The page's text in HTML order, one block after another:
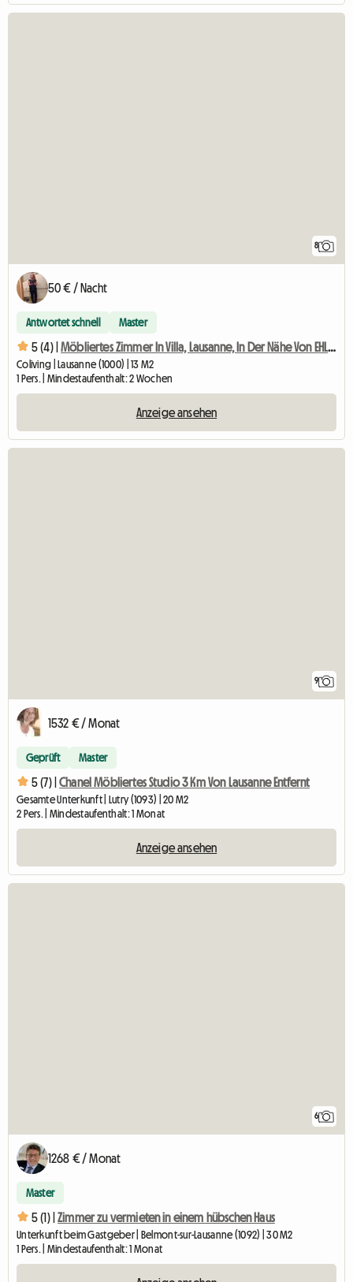
8
50 € / Nacht
Antwortet schnell Master
5 (4) | Möbliertes Zimmer In Villa, Lausanne, In Der Nähe Von EHL, Biopôle-4
Coliving | Lausanne (1000) | 13 M2
1 Pers. | Mindestaufenthalt: 2 Wochen
Anzeige ansehen
9
1532 € / Monat
Geprüft Master
5 (7) | Chanel Möbliertes Studio 3 Km Von Lausanne Entfernt
Gesamte Unterkunft | Lutry (1093) | 20 M2
2 Pers. | Mindestaufenthalt: 1 Monat
Anzeige ansehen
6
1268 € / Monat
Master
5 (1) | Zimmer zu vermieten in einem hübschen Haus
Unterkunft beim Gastgeber | Belmont-sur-Lausanne (1092) | 30 M2
1 Pers. | Mindestaufenthalt: 1 Monat